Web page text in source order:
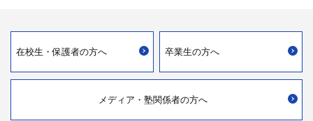
在校生・保護者の方へ 卒業生の方へ
メディア・ 塾関係者の方へ